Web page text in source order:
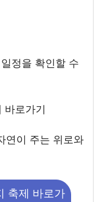
정을 확인할 수
바로가기
연이 주는 위로와
축제 바로가